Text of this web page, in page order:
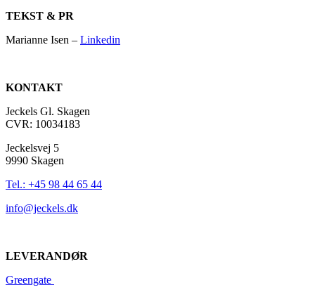
TEKST & PR
Marianne Isen – Linkedin
KONTAKT
Jeckels Gl. Skagen
CVR: 10034183
Jeckelsvej 5
9990 Skagen
Tel.: +45 98 44 65 44
info@jeckels.dk
LEVERANDØR
Greengate